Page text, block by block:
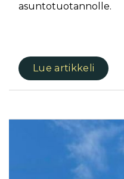
asuntotuotannolle.
Lue artikkeli